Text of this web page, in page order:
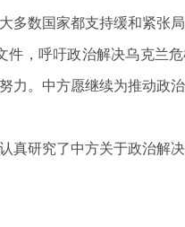
数国家都支持缓和紧张
，呼吁政治解决乌克兰
力。中方愿继续为推动政
研究了中方关于政治解